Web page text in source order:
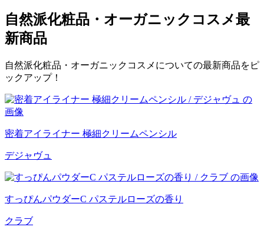
自然派化粧品・オーガニックコスメ最
新商品
自然派化粧品・オーガニックコスメについての最新商品をピ
ックアップ！
密着アイライナー 極細クリームペンシル
デジャヴュ
すっぴんパウダーC パステルローズの香り
クラブ